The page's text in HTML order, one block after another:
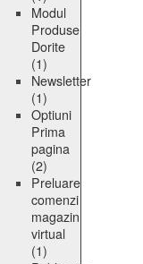
Modul
Produse
Dorite
(1)
Newsletter
(1)
Optiuni
Prima
pagina
(2)
Preluare
comenzi
magazin
virtual
(1)